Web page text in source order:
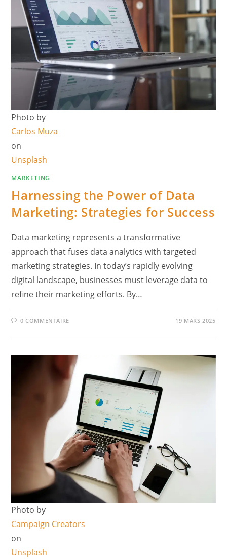
Photo by
Carlos Muza
on
Unsplash
MARKETING
Harnessing the Power of Data
Marketing: Strategies for Success
Data marketing represents a transformative
approach that fuses data analytics with targeted
marketing strategies. In today’s rapidly evolving
digital landscape, businesses must leverage data to
refine their marketing efforts. By…
0 COMMENTAIRE 19 MARS 2025
Photo by
Campaign Creators
on
Unsplash